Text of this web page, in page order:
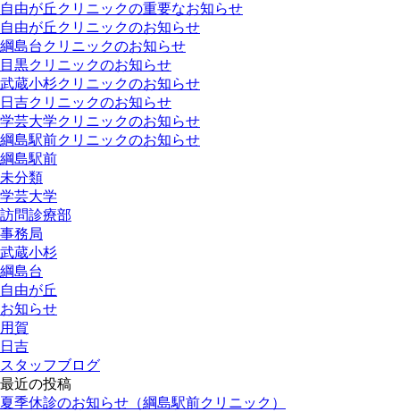
自由が丘クリニックの重要なお知らせ
自由が丘クリニックのお知らせ
綱島台クリニックのお知らせ
目黒クリニックのお知らせ
武蔵小杉クリニックのお知らせ
日吉クリニックのお知らせ
学芸大学クリニックのお知らせ
綱島駅前クリニックのお知らせ
綱島駅前
未分類
学芸大学
訪問診療部
事務局
武蔵小杉
綱島台
自由が丘
お知らせ
用賀
日吉
スタッフブログ
最近の投稿
夏季休診のお知らせ（綱島駅前クリニック）